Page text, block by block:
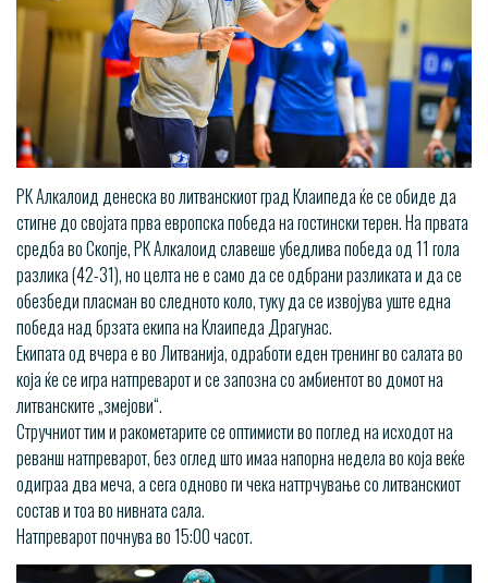
РК Алкалоид денеска во литванскиот град Клаипеда ќе се обиде да
стигне до својата прва европска победа на гостински терен. На првата
средба во Скопје, РК Алкалоид славеше убедлива победа од 11 гола
разлика (42-31), но целта не е само да се одбрани разликата и да се
обезбеди пласман во следното коло, туку да се извојува уште една
победа над брзата екипа на Клаипеда Драгунас.
Екипата од вчера е во Литванија, одработи еден тренинг во салата во
која ќе се игра натпреварот и се запозна со амбиентот во домот на
литванските „змејови“.
Стручниот тим и ракометарите се оптимисти во поглед на исходот на
реванш натпреварот, без оглед што имаа напорна недела во која веќе
одиграа два меча, а сега одново ги чека наттрчување со литванскиот
состав и тоа во нивната сала.
Натпреварот почнува во 15:00 часот.